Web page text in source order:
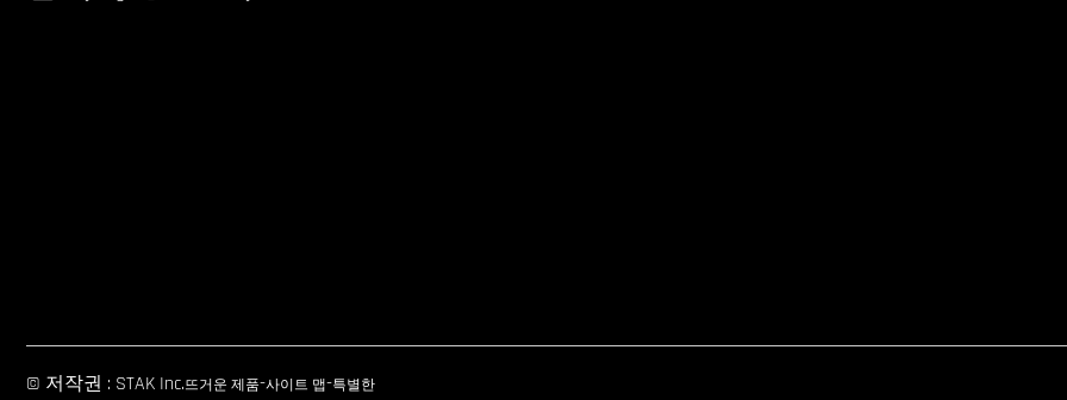
© 저작권 : STAK Inc.뜨거운 제품-사이트 맵-특별한